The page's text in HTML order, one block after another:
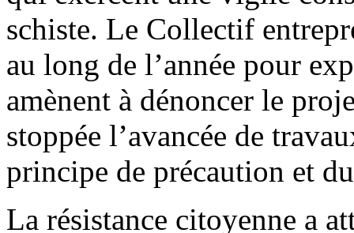
schiste. Le Collectif
au long de l’année pour
amènent à dénoncer le
stoppée l’avancée de
principe de précaution et
La résistance citoyenne a